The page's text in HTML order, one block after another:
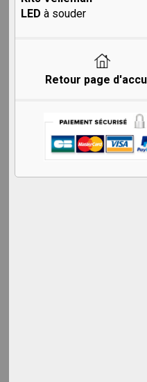
LED à souder
Retour page